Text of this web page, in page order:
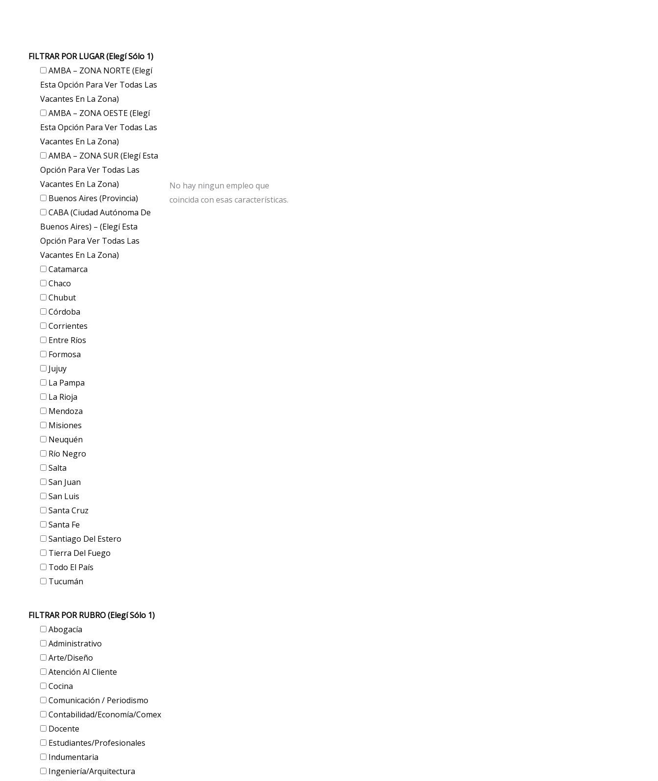
FILTRAR POR LUGAR (elegí Sólo 1)
AMBA – ZONA NORTE (elegí
Esta Opción Para Ver Todas Las
Vacantes En La Zona)
AMBA – ZONA OESTE (elegí
Esta Opción Para Ver Todas Las
Vacantes En La Zona)
AMBA – ZONA SUR (elegí Esta
Opción Para Ver Todas Las
Vacantes En La Zona)
Buenos Aires (provincia)
CABA (Ciudad Autónoma De
Buenos Aires) – (elegí Esta
Opción Para Ver Todas Las
Vacantes En La Zona)
Catamarca
Chaco
Chubut
Córdoba
Corrientes
Entre Ríos
Formosa
Jujuy
La Pampa
La Rioja
Mendoza
Misiones
Neuquén
Río Negro
Salta
San Juan
San Luis
Santa Cruz
Santa Fe
Santiago Del Estero
Tierra Del Fuego
Todo El País
Tucumán
FILTRAR POR RUBRO (elegí Sólo 1)
Abogacía
Administrativo
Arte/Diseño
Atención Al Cliente
Cocina
Comunicación / Periodismo
Contabilidad/Economía/Comex
Docente
Estudiantes/Profesionales
Indumentaria
Ingeniería/Arquitectura
No hay ningun empleo que
coincida con esas características.